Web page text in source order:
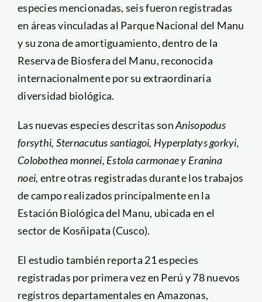
especies mencionadas, seis fueron registradas
en áreas vinculadas al Parque Nacional del Manu
y su zona de amortiguamiento, dentro de la
Reserva de Biosfera del Manu, reconocida
internacionalmente por su extraordinaria
diversidad biológica.
Las nuevas especies descritas sonAnisopodus
forsythi, Sternacutus santiagoi, Hyperplatys gorkyi,
Colobothea monnei, Estola carmonae y Eranina
noei, entre otras registradas durante los trabajos
de campo realizados principalmente en la
Estación Biológica del Manu, ubicada en el
sector de Kosñipata (Cusco).
El estudio también reporta 21 especies
registradas por primera vez en Perú y 78 nuevos
registros departamentales en Amazonas,